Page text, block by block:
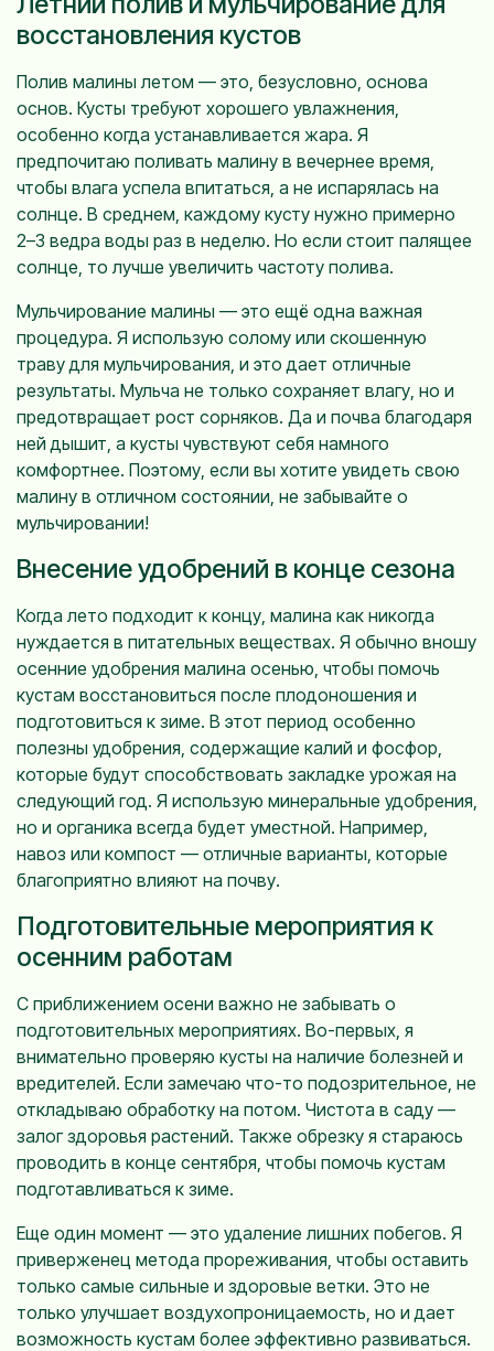
восстановления кустов
Полив малины летом — это, безусловно, основа
основ. Кусты требуют хорошего увлажнения,
особенно когда устанавливается жара. Я
предпочитаю поливать малину в вечернее время,
чтобы влага успела впитаться, а не испарялась на
солнце. В среднем, каждому кусту нужно примерно
2–3 ведра воды раз в неделю. Но если стоит палящее
солнце, то лучше увеличить частоту полива.
Мульчирование малины — это ещё одна важная
процедура. Я использую солому или скошенную
траву для мульчирования, и это дает отличные
результаты. Мульча не только сохраняет влагу, но и
предотвращает рост сорняков. Да и почва благодаря
ней дышит, а кусты чувствуют себя намного
комфортнее. Поэтому, если вы хотите увидеть свою
малину в отличном состоянии, не забывайте о
мульчировании!
Внесение удобрений в конце сезона
Когда лето подходит к концу, малина как никогда
нуждается в питательных веществах. Я обычно вношу
осенние удобрения малина осенью, чтобы помочь
кустам восстановиться после плодоношения и
подготовиться к зиме. В этот период особенно
полезны удобрения, содержащие калий и фосфор,
которые будут способствовать закладке урожая на
следующий год. Я использую минеральные удобрения,
но и органика всегда будет уместной. Например,
навоз или компост — отличные варианты, которые
благоприятно влияют на почву.
Подготовительные мероприятия к
осенним работам
С приближением осени важно не забывать о
подготовительных мероприятиях. Во-первых, я
внимательно проверяю кусты на наличие болезней и
вредителей. Если замечаю что-то подозрительное, не
откладываю обработку на потом. Чистота в саду —
залог здоровья растений. Также обрезку я стараюсь
проводить в конце сентября, чтобы помочь кустам
подготавливаться к зиме.
Еще один момент — это удаление лишних побегов. Я
приверженец метода прореживания, чтобы оставить
только самые сильные и здоровые ветки. Это не
только улучшает воздухопроницаемость, но и дает
возможность кустам более эффективно развиваться.